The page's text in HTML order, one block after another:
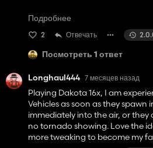
However, during that process, I
that I want to squash before
version uploaded as soon as
meantime, please drop back
currently affected.
Подробнее
2 Отвечать
Посмотреть 1 ответ
Longhaul444 7 месяцев назад
Playing Dakota 16x, I am
Vehicles as soon as they spawn
immediately into the air, or they
no tornado showing. Love the
more tweaking to become my